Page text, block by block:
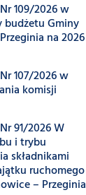
109/2026 w
budżetu Gminy
na 2026
107/2026 w
komisji
91/2026 W
i trybu
składnikami
ruchomego
– Przeginia